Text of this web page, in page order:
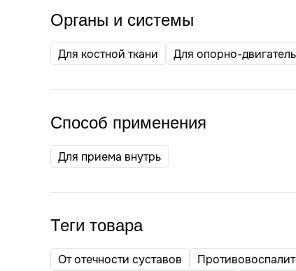
Органы и системы
Для костной ткани Для опорно-
Способ применения
Для приема внутрь
Теги товара
От отечности суставов